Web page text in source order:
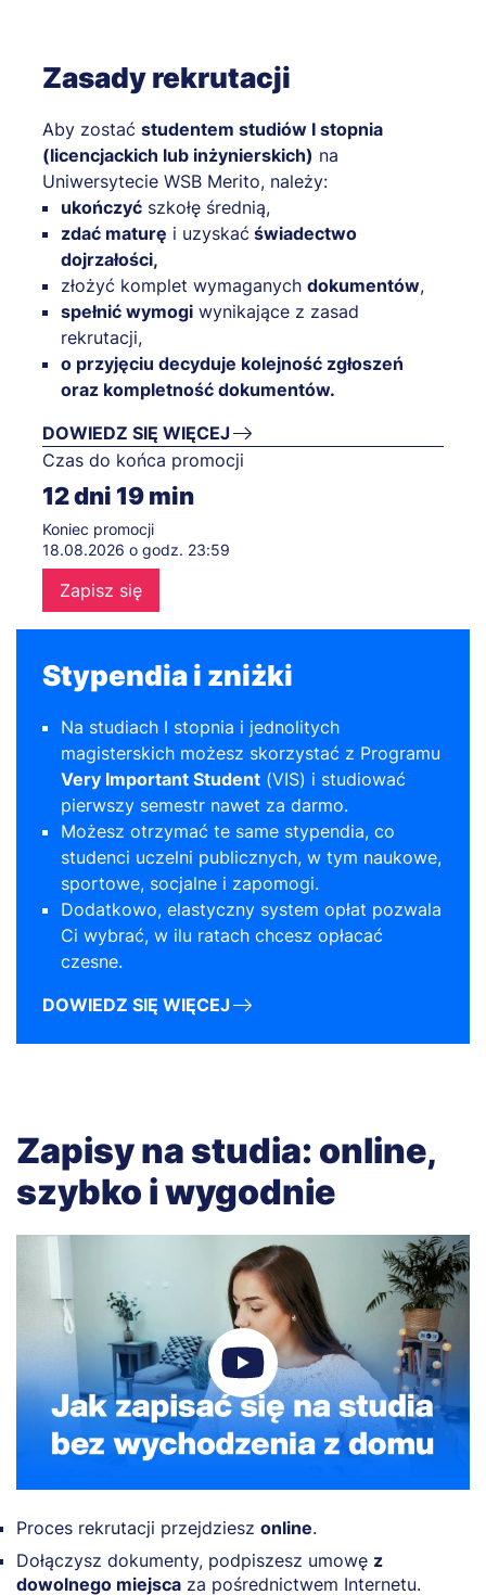
Zasady rekrutacji
Aby zostać studentem studiów I stopnia
(licencjackich lub inżynierskich) na
Uniwersytecie WSB Merito, należy:
ukończyć szkołę średnią,
zdać maturę i uzyskać świadectwo
dojrzałości,
złożyć komplet wymaganych dokumentów,
spełnić wymogi wynikające z zasad
rekrutacji,
o przyjęciu decyduje kolejność zgłoszeń
oraz kompletność dokumentów.
DOWIEDZ SIĘ WIĘCEJ
Czas do końca promocji
12dni 19min
Koniec promocji
18.08.2026 o godz. 23:59
Zapisz się
Stypendia i zniżki
Na studiach I stopnia i jednolitych
magisterskich możesz skorzystać z Programu
Very Important Student (VIS) i studiować
pierwszy semestr nawet za darmo.
Możesz otrzymać te same stypendia, co
studenci uczelni publicznych, w tym naukowe,
sportowe, socjalne i zapomogi.
Dodatkowo, elastyczny system opłat pozwala
Ci wybrać, w ilu ratach chcesz opłacać
czesne.
DOWIEDZ SIĘ WIĘCEJ
Zapisy na studia: online,
szybko i wygodnie
Proces rekrutacji przejdziesz online.
Dołączysz dokumenty, podpiszesz umowę z
dowolnego miejsca za pośrednictwem Internetu.